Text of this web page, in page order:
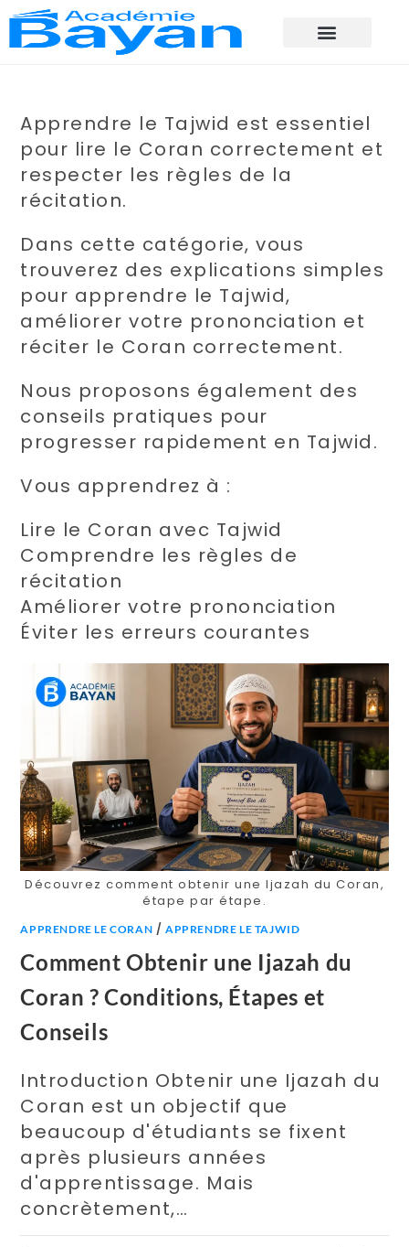
Apprendre le Tajwid est essentiel
pour lire le Coran correctement et
respecter les règles de la
récitation.
Dans cette catégorie, vous
trouverez des explications simples
pour apprendre le Tajwid,
améliorer votre prononciation et
réciter le Coran correctement.
Nous proposons également des
conseils pratiques pour
progresser rapidement en Tajwid.
Vous apprendrez à :
Lire le Coran avec Tajwid
Comprendre les règles de
récitation
Améliorer votre prononciation
Éviter les erreurs courantes
Découvrez comment obtenir une Ijazah du Coran,
étape par étape.
APPRENDRE LE CORAN /APPRENDRE LE TAJWID
Comment Obtenir une Ijazah du
Coran ? Conditions, Étapes et
Conseils
Introduction Obtenir une Ijazah du
Coran est un objectif que
beaucoup d'étudiants se fixent
après plusieurs années
d'apprentissage. Mais
concrètement,…